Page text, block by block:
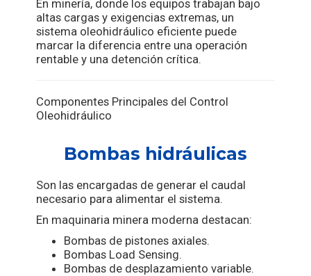
En minería, donde los equipos trabajan bajo
altas cargas y exigencias extremas, un
sistema oleohidráulico eficiente puede
marcar la diferencia entre una operación
rentable y una detención crítica.
Componentes Principales del Control
Oleohidráulico
Bombas hidráulicas
Son las encargadas de generar el caudal
necesario para alimentar el sistema.
En maquinaria minera moderna destacan:
Bombas de pistones axiales.
Bombas Load Sensing.
Bombas de desplazamiento variable.